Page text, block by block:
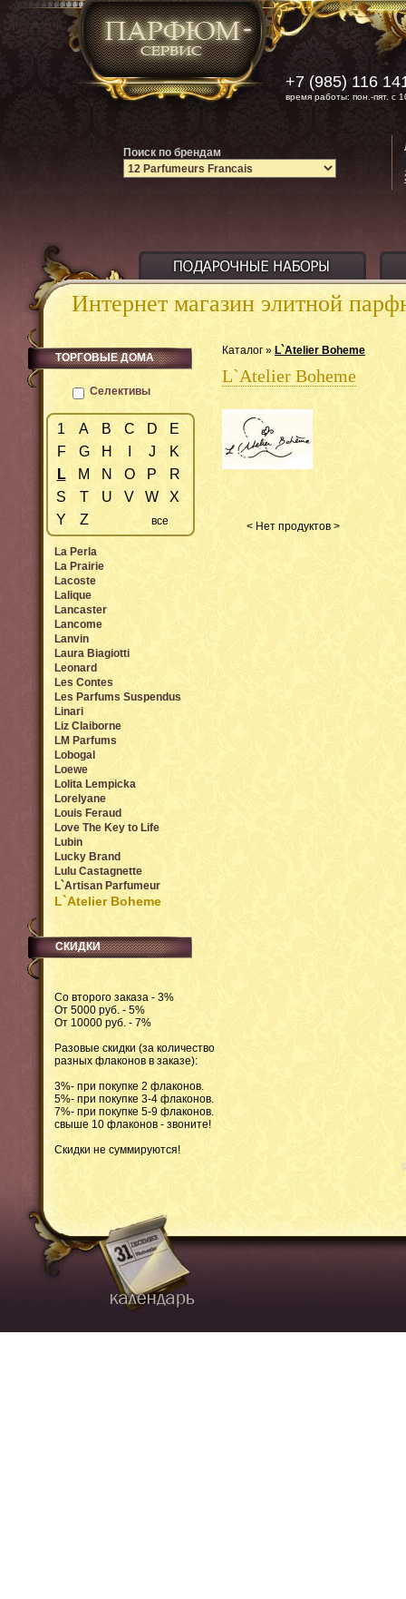
Интернет магазин элитной
Каталог » L`Atelier Boheme
L`Atelier Boheme
< Нет продуктов >
ТОРГОВЫЕ ДОМА
Селективы
1 A B C D
E
F
G H J
K
L
M N O P
R
S
T U V W
X
Y
Z все
La Perla
La Prairie
Lacoste
Lalique
Lancaster
Lancome
Lanvin
Laura Biagiotti
Leonard
Les Contes
Les Parfums Suspendus
Linari
Liz Claiborne
LM Parfums
Lobogal
Loewe
Lolita Lempicka
Lorelyane
Louis Feraud
Love The Key to Life
Lubin
Lucky Brand
Lulu Castagnette
L`Artisan Parfumeur
L`Atelier Boheme
СКИДКИ
Со второго заказа - 3%
От 5000 руб. - 5%
От 10000 руб. - 7%
Разовые скидки (за количество
разных флаконов в заказе):
3%- при покупке 2 флаконов.
5%- при покупке 3-4 флаконов.
7%- при покупке 5-9 флаконов.
свыше 10 флаконов - звоните!
Скидки не суммируются!
+7 (985) 116
время работы: пон.-пят. с
Поиск по брендам